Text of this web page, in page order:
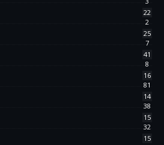
22
2
25
7
41
8
16
81
14
38
15
32
15